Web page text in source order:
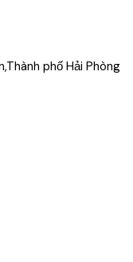
phố Hải Phòng